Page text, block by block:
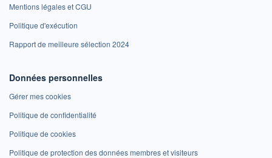
Mentions légales et CGU
Politique d'exécution
Rapport de meilleure sélection 2024
Données personnelles
Gérer mes cookies
Politique de confidentialité
Politique de cookies
Politique de protection des données membres et visiteurs